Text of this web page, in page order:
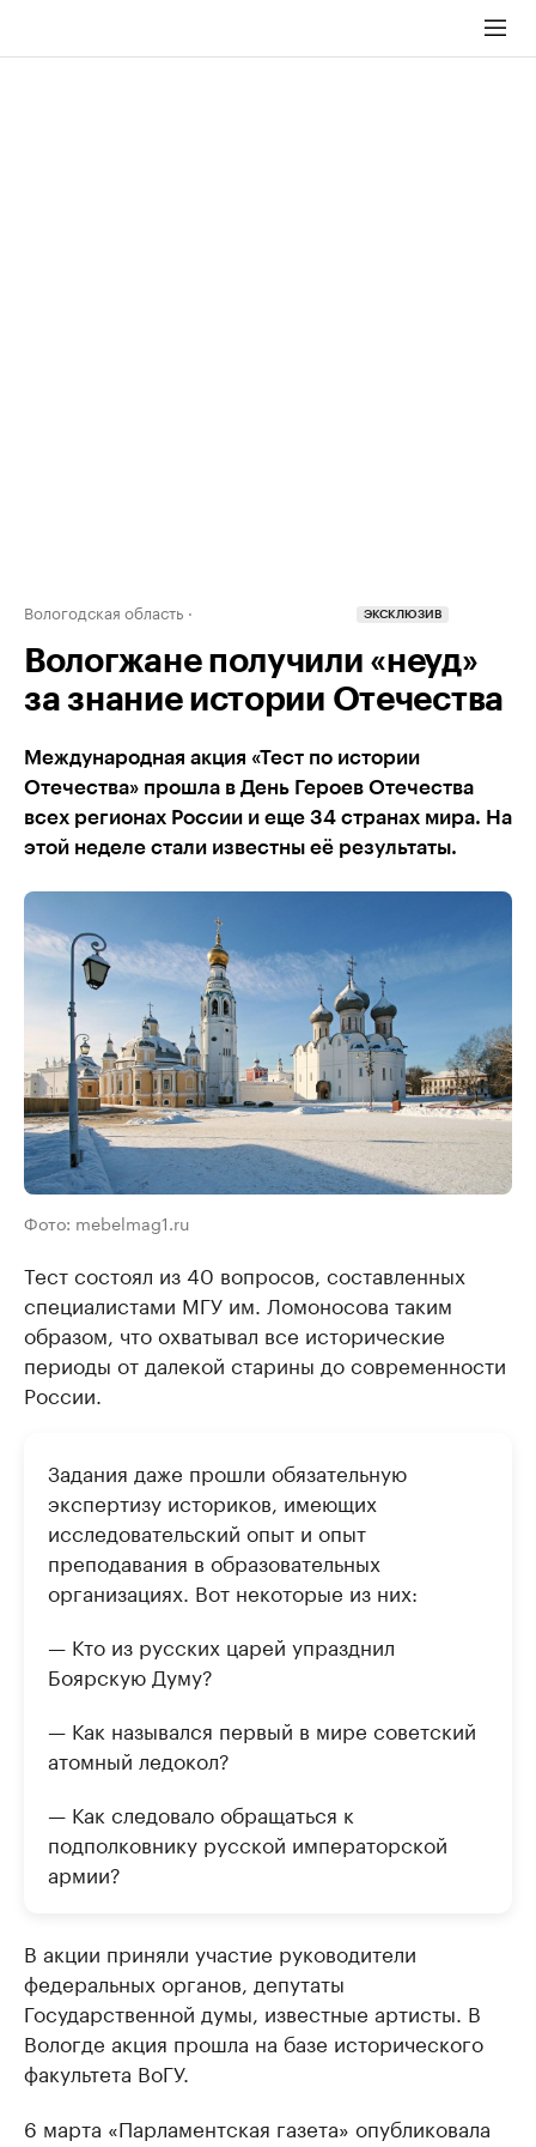
Вологодская область ЭКСКЛЮЗИВ
Вологжане получили «неуд»
за знание истории Отечества
Международная акция «Тест по истории
Отечества» прошла в День Героев Отечества
всех регионах России и еще 34 странах мира. На
этой неделе стали известны её результаты.
Фото: mebelmag1.ru
Тест состоял из 40 вопросов, составленных
специалистами МГУ им. Ломоносова таким
образом, что охватывал все исторические
периоды от далекой старины до современности
России.
Задания даже прошли обязательную
экспертизу историков, имеющих
исследовательский опыт и опыт
преподавания в образовательных
организациях. Вот некоторые из них:
— Кто из русских царей упразднил
Боярскую Думу?
— Как назывался первый в мире советский
атомный ледокол?
— Как следовало обращаться к
подполковнику русской императорской
армии?
В акции приняли участие руководители
федеральных органов, депутаты
Государственной думы, известные артисты. В
Вологде акция прошла на базе исторического
факультета ВоГУ.
6 марта «Парламентская газета» опубликовала